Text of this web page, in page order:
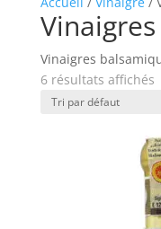
Vinaigres
6 résultats affichés